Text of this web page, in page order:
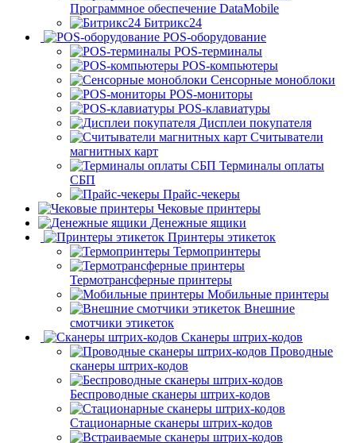
Программное обеспечение DataMobile
Битрикс24
POS-оборудование
POS-терминалы
POS-компьютеры
Сенсорные моноблоки
POS-мониторы
POS-клавиатуры
Дисплеи покупателя
Считыватели
магнитных карт
Терминалы оплаты
СБП
Прайс-чекеры
Чековые принтеры
Денежные ящики
Принтеры этикеток
Термопринтеры
Термотрансферные принтеры
Мобильные принтеры
Внешние
смотчики этикеток
Сканеры штрих-кодов
Проводные
сканеры штрих-кодов
Беспроводные сканеры штрих-кодов
Стационарные сканеры штрих-кодов